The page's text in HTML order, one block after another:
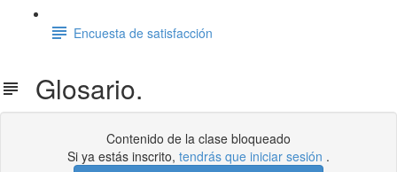
Encuesta de satisfacción
Glosario.
Contenido de la clase bloqueado
Si ya estás inscrito, tendrás que iniciar sesión .